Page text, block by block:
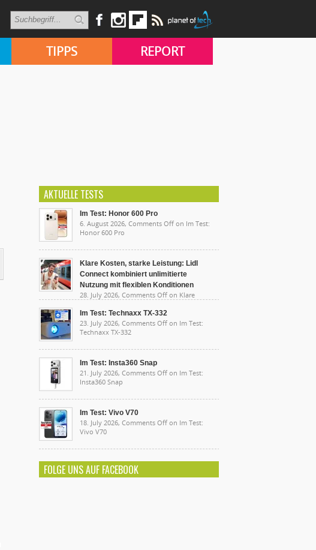
TIPPS REPORT
AKTUELLE TESTS
Im Test: Honor 600 Pro
6. August 2026, Comments Off on Im Test:
Honor 600 Pro
Klare Kosten, starke Leistung: Lidl
Connect kombiniert unlimitierte
Nutzung mit flexiblen Konditionen
28. July 2026, Comments Off on Klare
unlimitierte Nutzung mit flexiblen Konditionen
Im Test: Technaxx TX-332
23. July 2026, Comments Off on Im Test:
Technaxx TX-332
Im Test: Insta360 Snap
21. July 2026, Comments Off on Im Test:
Insta360 Snap
Im Test: Vivo V70
18. July 2026, Comments Off on Im Test:
Vivo V70
FOLGE UNS AUF FACEBOOK